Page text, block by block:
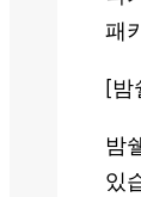
패
[
밤
있